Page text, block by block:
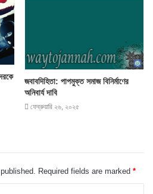
জবাবদিহিতা: পাপমুক্ত সমাজ বিনির্মাণের
অনিবার্য দাবি
ফেব্রুয়ারি ২৬, ২০২৫
Required fields are marked *